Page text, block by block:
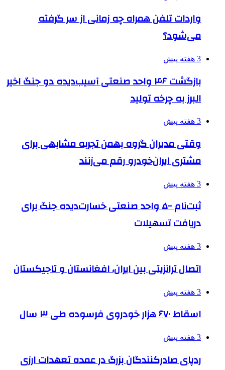
واردات تلفن همراه چه زمانی از سر گرفته
می‌شود؟
3 هفته پیش
بازگشت ۴۶ واحد صنعتی آسیب‌دیده دو جنگ اخیر
البرز به چرخه تولید
3 هفته پیش
وقتی مدیران گروه بهمن تجربه مشابهی برای
مشتری ایران‌خودرو رقم می‌زنند
3 هفته پیش
ثبت‌نام ۵۰۰ واحد صنعتی خسارت‌دیده جنگ برای
دریافت تسهیلات
3 هفته پیش
اتصال ترانزیتی بین ایران، افغانستان و تاجیکستان
3 هفته پیش
اسقاط ۶۷۰ هزار خودروی فرسوده طی ۳ سال
3 هفته پیش
ردپای صادرکنندگان بزرگ در عمده تعهدات ارزی